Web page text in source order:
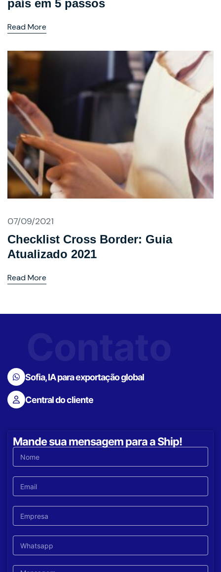
país em 5 passos
Read More
07/09/2021
Checklist Cross Border: Guia
Atualizado 2021
Read More
Sofia, IA para exportação global
Central do cliente
Mande sua mensagem para a Ship!